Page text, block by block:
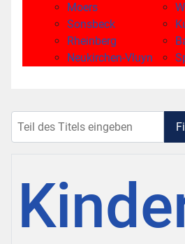
Moers
Sonsbeck
Rheinberg
Neukirchen-Vluyn